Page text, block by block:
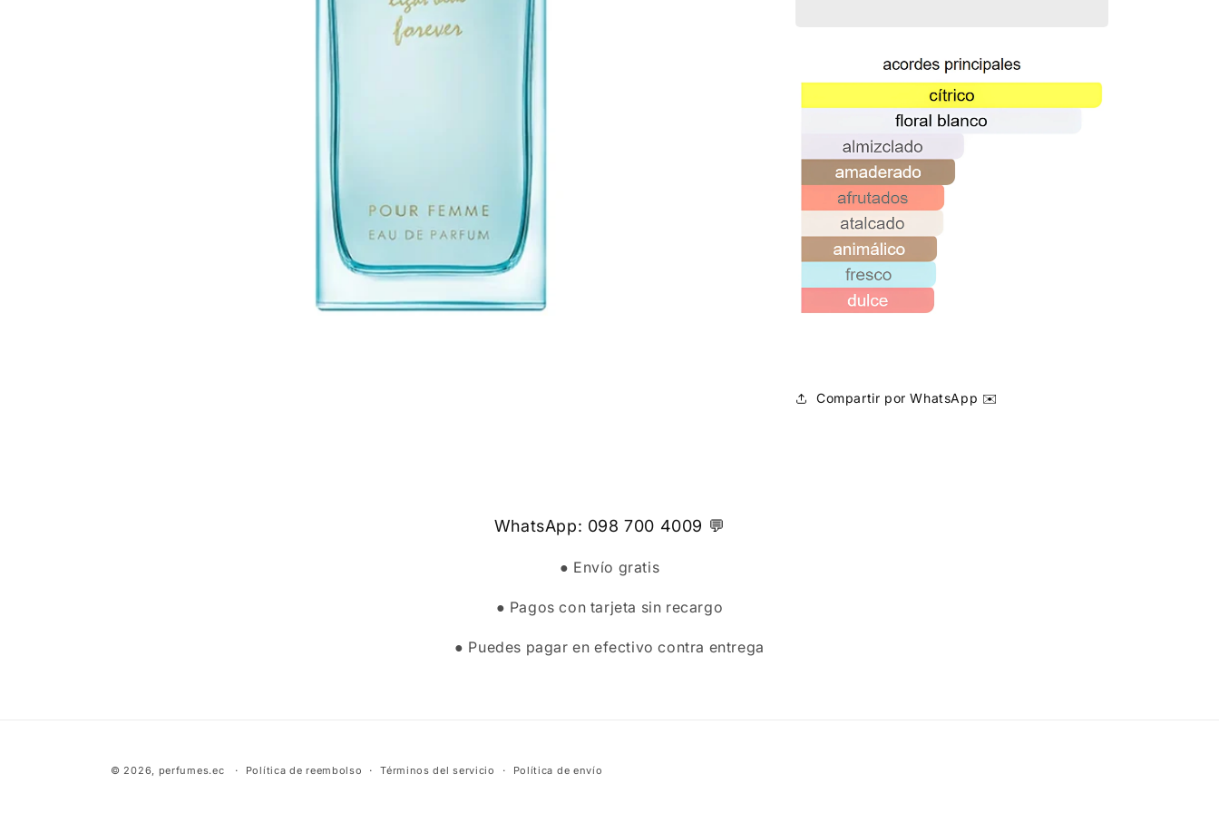
Compartir por WhatsApp ✉️
WhatsApp: 098 700 4009 💬
● Envío gratis
● Pagos con tarjeta sin recargo
● Puedes pagar en efectivo contra entrega
© 2026, perfumes.ec Política de reembolso Términos del servicio Política de envío